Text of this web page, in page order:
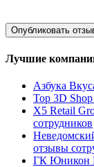
Лучшие
Азбука
Top 3D
X5 Retail
сотрудников
отзывы
ГК Юникон